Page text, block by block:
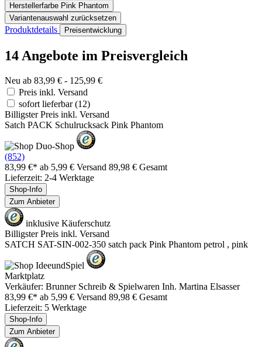
Herstellerfarbe Pink Phantom
Variantenauswahl zurücksetzen
Produktdetails Preisentwicklung
14 Angebote im Preisvergleich
Neu ab 83,99 € - 125,99 €
Preis inkl. Versand
sofort lieferbar(12)
Billigster Preis inkl. Versand
Satch PACK Schulrucksack Pink Phantom
(852)
83,99 €* ab 5,99 € Versand 89,98 € Gesamt
Lieferzeit: 2-4 Werktage
Shop-Info
Zum Anbieter
inklusive Käuferschutz
Billigster Preis inkl. Versand
SATCH SAT-SIN-002-350 satch pack Pink Phantom petrol , pink
Marktplatz
Verkäufer: Brunner Schreib & Spielwaren Inh. Martina Elsasser
83,99 €* ab 5,99 € Versand 89,98 € Gesamt
Lieferzeit: 5 Werktage
Shop-Info
Zum Anbieter